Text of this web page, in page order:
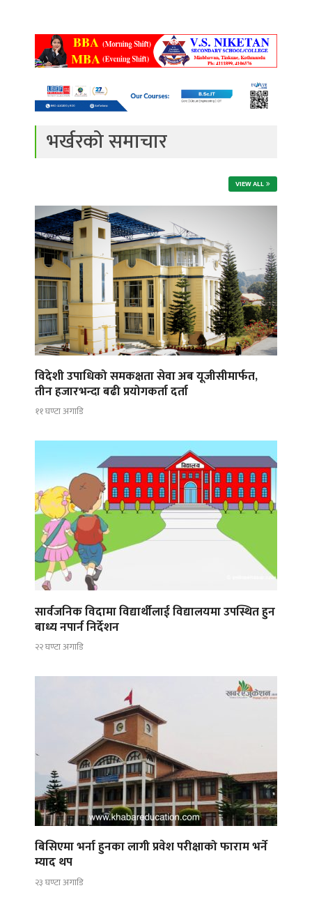
भर्खरको समाचार
VIEW ALL
विदेशी उपाधिको समकक्षता सेवा अब यूजीसीमार्फत,
तीन हजारभन्दा बढी प्रयोगकर्ता दर्ता
११ घण्टा अगाडि
सार्वजनिक विदामा विद्यार्थीलाई विद्यालयमा उपस्थित हुन
बाध्य नपार्न निर्देशन
२२ घण्टा अगाडि
बिसिएमा भर्ना हुनका लागी प्रवेश परीक्षाको फाराम भर्ने
म्याद थप
२३ घण्टा अगाडि